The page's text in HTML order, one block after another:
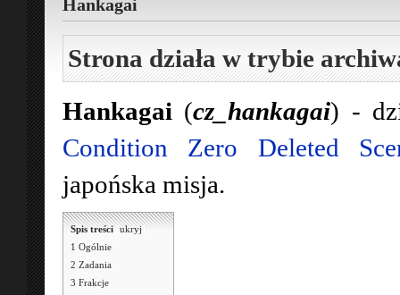
Hankagai
Strona działa w trybie
Hankagai (cz_hankagai) -
Condition Zero Deleted
japońska misja.
Spis treści [ukryj
1 Ogólnie
2 Zadania
3 Frakcje